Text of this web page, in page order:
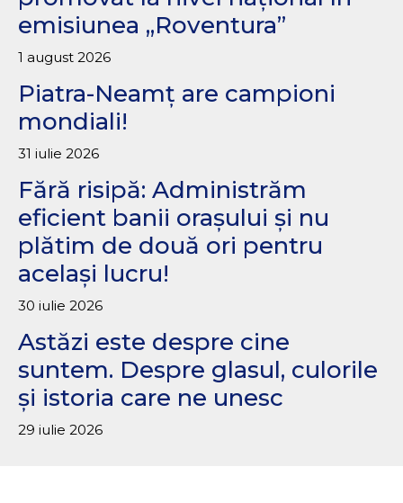
emisiunea „Roventura”
1 august 2026
Piatra-Neamț are campioni
mondiali!
31 iulie 2026
Fără risipă: Administrăm
eficient banii orașului și nu
plătim de două ori pentru
același lucru!
30 iulie 2026
Astăzi este despre cine
suntem. Despre glasul, culorile
și istoria care ne unesc
29 iulie 2026